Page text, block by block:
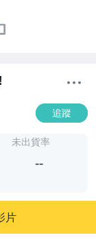
追蹤
未出貨率
--
片